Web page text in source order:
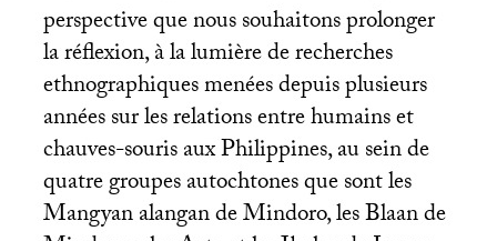
perspective que nous souhaitons prolonger
la réflexion, à la lumière de recherches
ethnographiques menées depuis plusieurs
années sur les relations entre humains et
chauves-souris aux Philippines, au sein de
quatre groupes autochtones que sont les
Mangyan alangan de Mindoro, les Blaan de